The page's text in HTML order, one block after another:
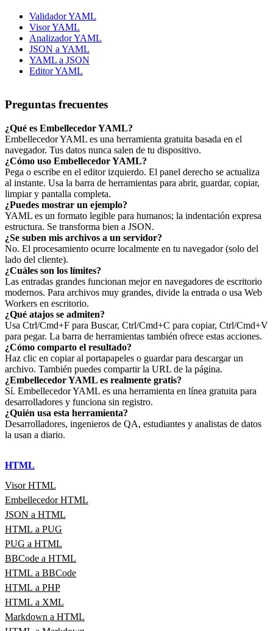
Validador YAML
Visor YAML
Analizador YAML
JSON a YAML
YAML a JSON
Editor YAML
Preguntas frecuentes
¿Qué es Embellecedor YAML?
Embellecedor YAML es una herramienta gratuita basada en el
navegador. Tus datos nunca salen de tu dispositivo.
¿Cómo uso Embellecedor YAML?
Pega o escribe en el editor izquierdo. El panel derecho se actualiza
al instante. Usa la barra de herramientas para abrir, guardar, copiar,
limpiar y pantalla completa.
¿Puedes mostrar un ejemplo?
YAML es un formato legible para humanos; la indentación expresa
estructura. Se transforma bien a JSON.
¿Se suben mis archivos a un servidor?
No. El procesamiento ocurre localmente en tu navegador (solo del
lado del cliente).
¿Cuáles son los límites?
Las entradas grandes funcionan mejor en navegadores de escritorio
modernos. Para archivos muy grandes, divide la entrada o usa Web
Workers en escritorio.
¿Qué atajos se admiten?
Usa Ctrl/Cmd+F para Buscar, Ctrl/Cmd+C para copiar, Ctrl/Cmd+V
para pegar. La barra de herramientas también ofrece estas acciones.
¿Cómo comparto el resultado?
Haz clic en copiar al portapapeles o guardar para descargar un
archivo. También puedes compartir la URL de la página.
¿Embellecedor YAML es realmente gratis?
Sí. Embellecedor YAML es una herramienta en línea gratuita para
desarrolladores y funciona sin registro.
¿Quién usa esta herramienta?
Desarrolladores, ingenieros de QA, estudiantes y analistas de datos
la usan a diario.
HTML
Visor HTML
Embellecedor HTML
JSON a HTML
HTML a PUG
PUG a HTML
BBCode a HTML
HTML a BBCode
HTML a PHP
HTML a XML
Markdown a HTML